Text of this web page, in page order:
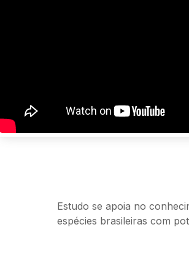
Estudo se apoia no
espécies brasileiras com